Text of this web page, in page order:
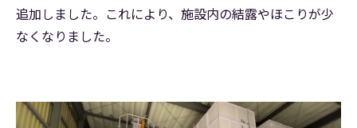
追加しました。これにより、施設内の結露やほこりが少
なくなりました。